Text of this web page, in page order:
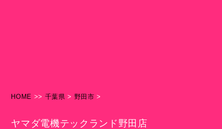
HOME >> 千葉県 > 野田市 >
ヤマダ電機テックランド野田店